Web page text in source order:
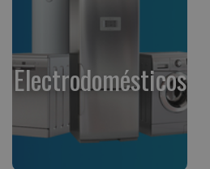
Electrodomésticos